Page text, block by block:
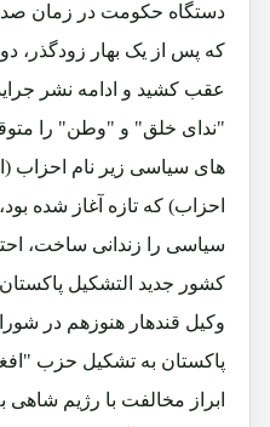
دستگاه حکومت در زمان
که پس از یک بهار زودگذر،
عقب کشید و ادامه نشر جراید
"ندای خلق" و "وطن" را
های سیاسی زیر نام احزاب
احزاب) که تازه آغاز شده
سیاسی را زندانی ساخت،
کشور جدید التشکیل
وکیل قندهار هنوزهم در
پاکستان به تشکیل حزب
ابراز مخالفت با رژیم شاهی